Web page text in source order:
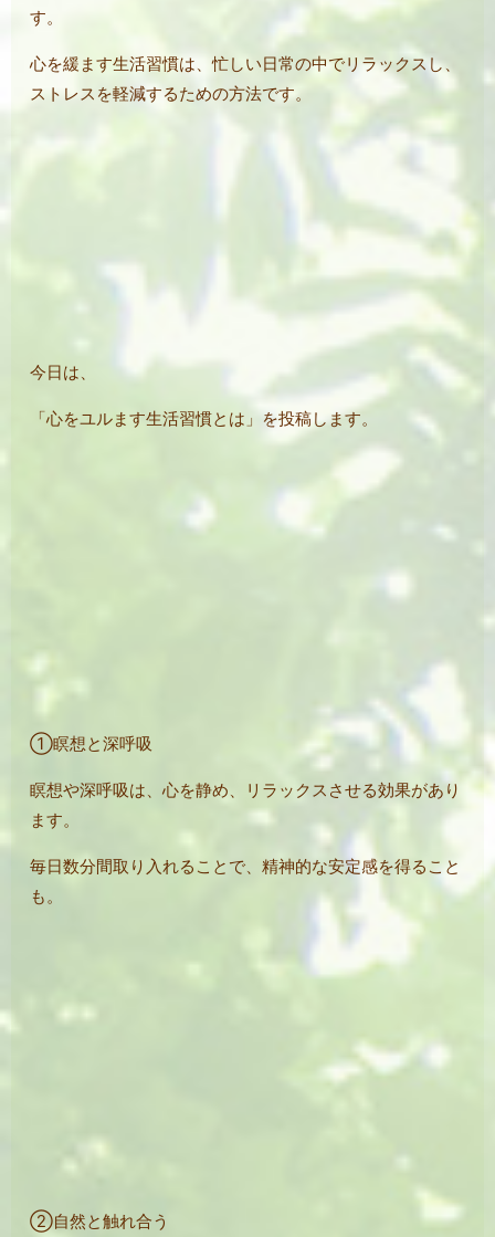
す。
心を緩ます生活習慣は、忙しい日常の中でリラックスし、
ストレスを軽減するための方法です。
今日は、
「心をユルます生活習慣とは」を投稿します。
①瞑想と深呼吸
瞑想や深呼吸は、心を静め、リラックスさせる効果があり
ます。
毎日数分間取り入れることで、精神的な安定感を得ること
も。
②自然と触れ合う